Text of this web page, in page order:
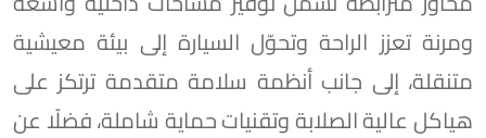
ومرنة تعزز الراحة وتحوّل السيارة إلى بيئة معيشية
متنقلة، إلى جانب أنظمة سلامة متقدمة ترتكز على
هياكل عالية الصلابة وتقنيات حماية شاملة، فضلًا عن